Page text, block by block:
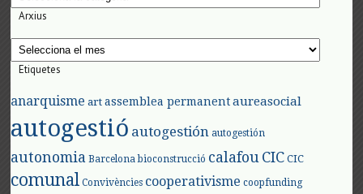
Arxius
Arxius
Etiquetes
anarquisme art assemblea permanent aureasocial
autogestió autogestión autogestión
autonomia Barcelona bioconstrucció calafouCIC CIC
comunal Convivències cooperativisme coopfunding